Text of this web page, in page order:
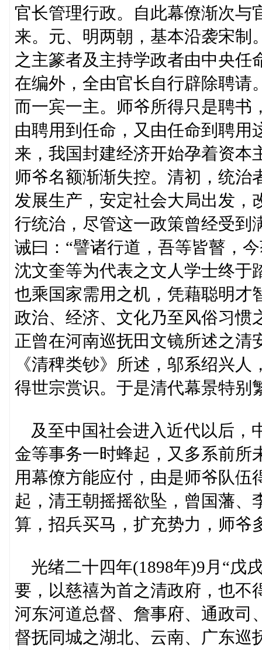
官长管理行政。自此幕僚渐次与
来。元、明两朝，基本沿袭宋制
之主篆者及主持学政者由中央任
在编外，全由官长自行辟除聘请
而一宾一主。师爷所得只是聘书
由聘用到任命，又由任命到聘用
来，我国封建经济开始孕着资本
师爷名额渐渐失控。清初，统治
发展生产，安定社会大局出发，
行统治，尽管这一政策曾经受到
诫曰：“譬诸行道，吾等皆瞽，
沈文奎等为代表之文人学士终于
也乘国家需用之机，凭藉聪明才
政治、经济、文化乃至风俗习惯
正曾在河南巡抚田文镜所述之清
《清稗类钞》所述，邬系绍兴
得世宗赏识。于是清代幕景特别
及至中国社会进入近代以后，
金等事务一时蜂起，又多系前所
用幕僚方能应付，由是师爷队伍
起，清王朝摇摇欲坠，曾国藩、
算，招兵买马，扩充势力，师爷
光绪二十四年(1898年)9月“戊
要，以慈禧为首之清政府，也不
河东河道总督、詹事府、通政司
督抚同城之湖北、云南、广东巡